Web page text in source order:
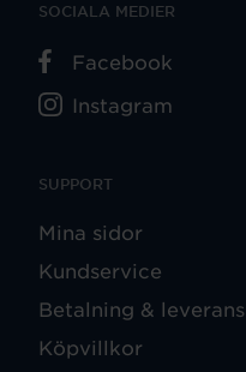
SUPPORT
Mina sidor
Kundservice
Betalning & leverans
Köpvillkor
SOCIALA MEDIER
Facebook
Instagram